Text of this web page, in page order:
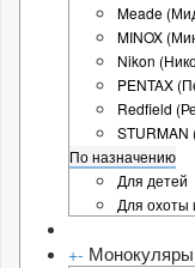
Meade
MINOX
Nikon
PENTAX
Redfield
STURMAN
По назначению
Для детей
Для охоты
+- Монокуляры